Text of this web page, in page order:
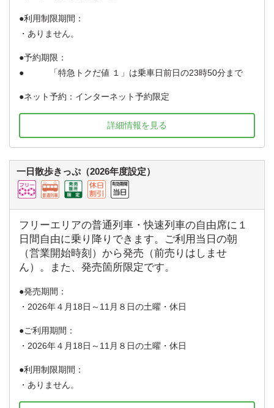
利用制限期間：
・ありません。
予約期限：
「特急トクだ値 １」は乗車日前日の23時50分まで
ネット予約：インターネット予約限定
詳細情報を見る
一日散歩きっぷ（2026年度設定）
フリーエリアの普通列車・快速列車の自由席に１
日間自由に乗り降りできます。ご利用当日の朝
（営業開始時刻）から発売（前売りはしませ
ん）。また、発売箇所限定です。
発売期間：
・2026年４月18日～11月８日の土曜・休日
ご利用期間：
・2026年４月18日～11月８日の土曜・休日
利用制限期間：
・ありません。